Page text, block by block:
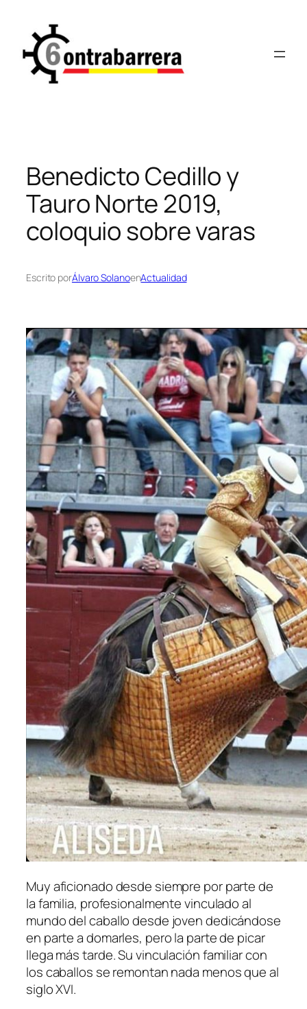
contenido
Benedicto Cedillo y
Tauro Norte 2019,
coloquio sobre varas
Escrito porÁlvaro SolanoenActualidad
Muy aficionado desde siempre por parte de
la familia, profesionalmente vinculado al
mundo del caballo desde joven dedicándose
en parte a domarles, pero la parte de picar
llega más tarde. Su vinculación familiar con
los caballos se remontan nada menos que al
siglo XVI.